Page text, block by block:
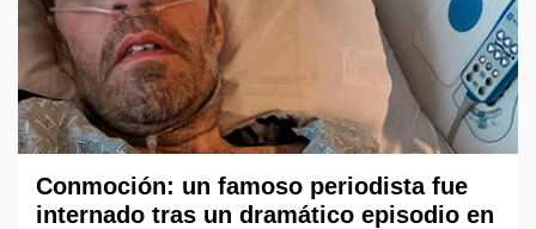
Conmoción: un famoso periodista fue
internado tras un dramático episodio en